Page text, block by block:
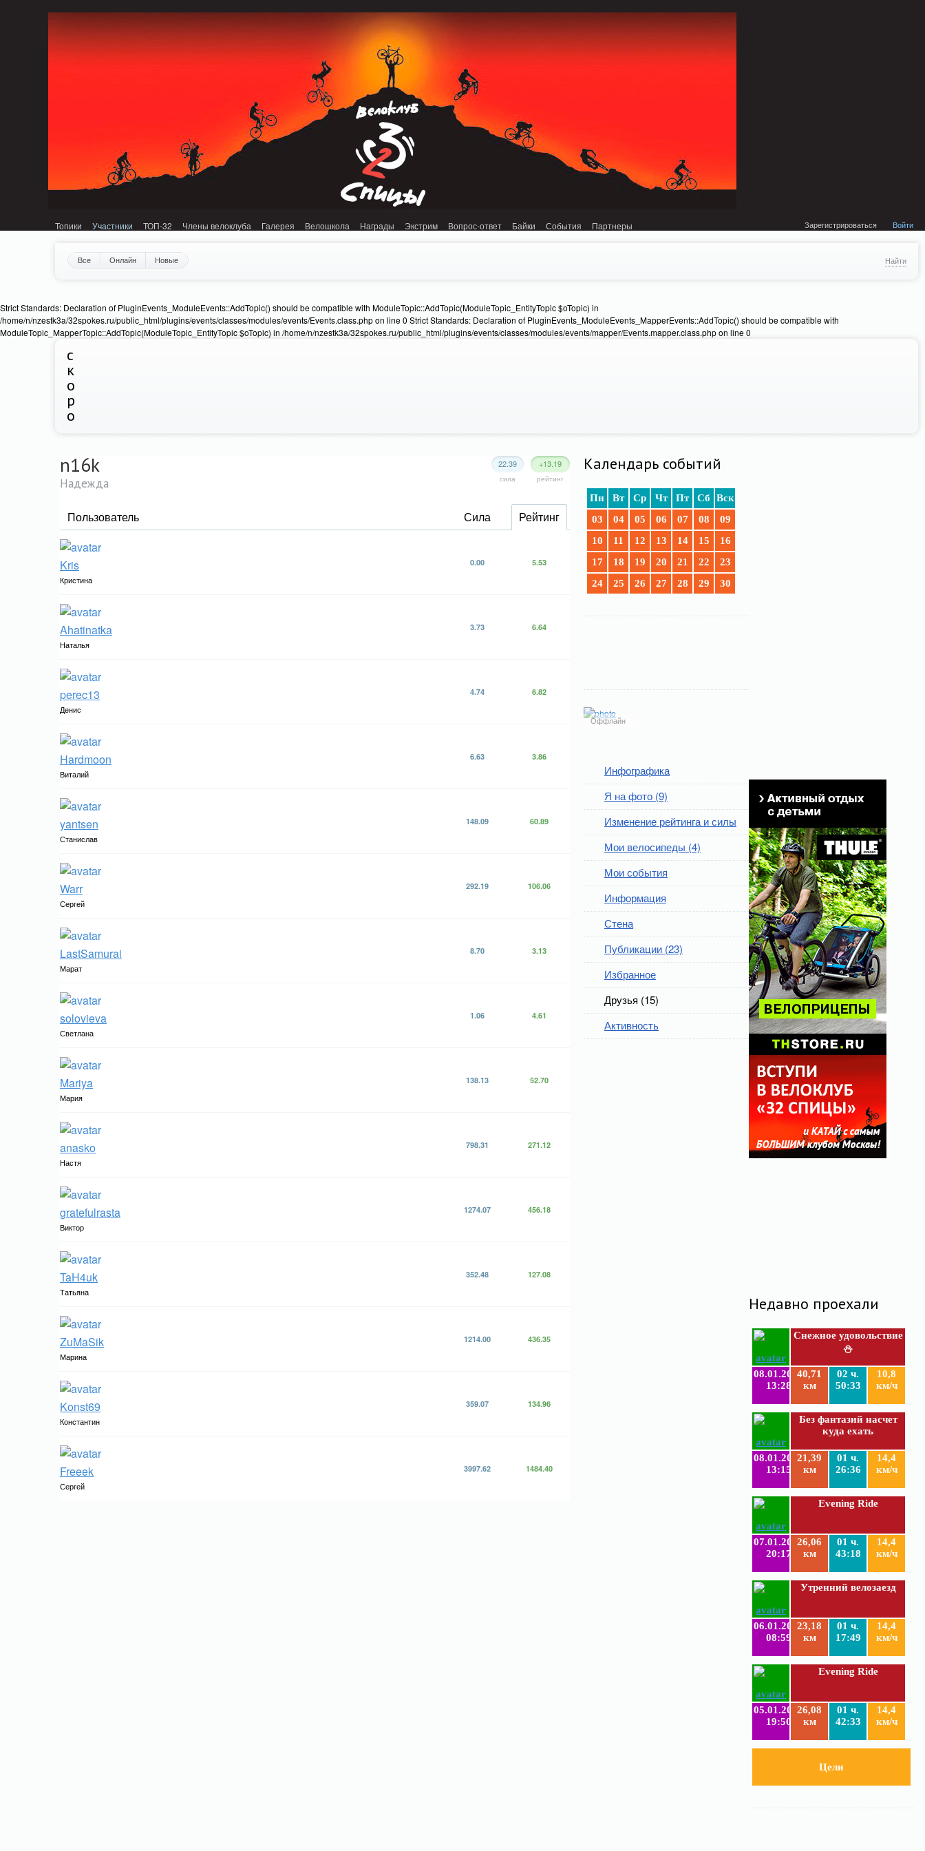
Топики Участники ТОП-32 Члены велоклуба Галерея Велошкола Награды Экстрим Вопрос-ответ Байки События Партнеры Зарегистрироваться Войти
Все Онлайн Новые Найти
Strict Standards: Declaration of PluginEvents_ModuleEvents::AddTopic() should be compatible with ModuleTopic::AddTopic(ModuleTopic_EntityTopic $oTopic) in
/home/n/nzestk3a/32spokes.ru/public_html/plugins/events/classes/modules/events/Events.class.php on line 0 Strict Standards: Declaration of PluginEvents_ModuleEvents_MapperEvents::AddTopic() should be compatible with
ModuleTopic_MapperTopic::AddTopic(ModuleTopic_EntityTopic $oTopic) in /home/n/nzestk3a/32spokes.ru/public_html/plugins/events/classes/modules/events/mapper/Events.mapper.class.php on line 0
с
к
о
р
о
Недавно проехали
Снежное удовольствие
⛄
08.01.2019
13:28
40,71
км
02 ч.
50:33
10,8
км/ч
Без фантазий насчет
куда ехать
08.01.2019
13:15
21,39
км
01 ч.
26:36
14,4
км/ч
Evening Ride
07.01.2019
20:17
26,06
км
01 ч.
43:18
14,4
км/ч
Утренний велозаезд
06.01.2019
08:59
23,18
км
01 ч.
17:49
14,4
км/ч
Evening Ride
05.01.2019
19:50
26,08
км
01 ч.
42:33
14,4
км/ч
Цели
Календарь событий
Пн Вт Ср Чт Пт Сб
Вск
03
04 05 06 07 08
09
10
11 12 13 14 15
16
17
18 19 20 21 22
23
24
25 26 27 28 29 30
Оффлайн
Инфографика
Я на фото (9)
Изменение рейтинга и силы
Мои велосипеды (4)
Мои события
Информация
Стена
Публикации (23)
Избранное
Друзья (15)
Активность
+13.19
рейтинг
22.39
сила
n16k
Надежда
Пользователь Сила Рейтинг
Kris
Кристина
0.00 5.53
Ahatinatka
Наталья
3.73 6.64
perec13
Денис
4.74 6.82
Hardmoon
Виталий
6.63 3.86
yantsen
Станислав
148.09 60.89
Warr
Сергей
292.19 106.06
LastSamurai
Марат
8.70 3.13
solovieva
Светлана
1.06 4.61
Mariya
Мария
138.13 52.70
anasko
Настя
798.31 271.12
gratefulrasta
Виктор
1274.07 456.18
TaH4uk
Татьяна
352.48 127.08
ZuMaSik
Марина
1214.00 436.35
Konst69
Константин
359.07 134.96
Freeek
Сергей
3997.62 1484.40